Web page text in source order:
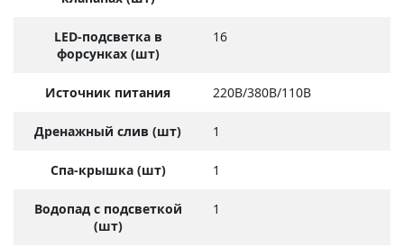
LED-подсветка в
форсунках (шт)
16
Источник питания 220В/380В/110В
Дренажный слив (шт) 1
Спа-крышка (шт) 1
Водопад с подсветкой
(шт)
1